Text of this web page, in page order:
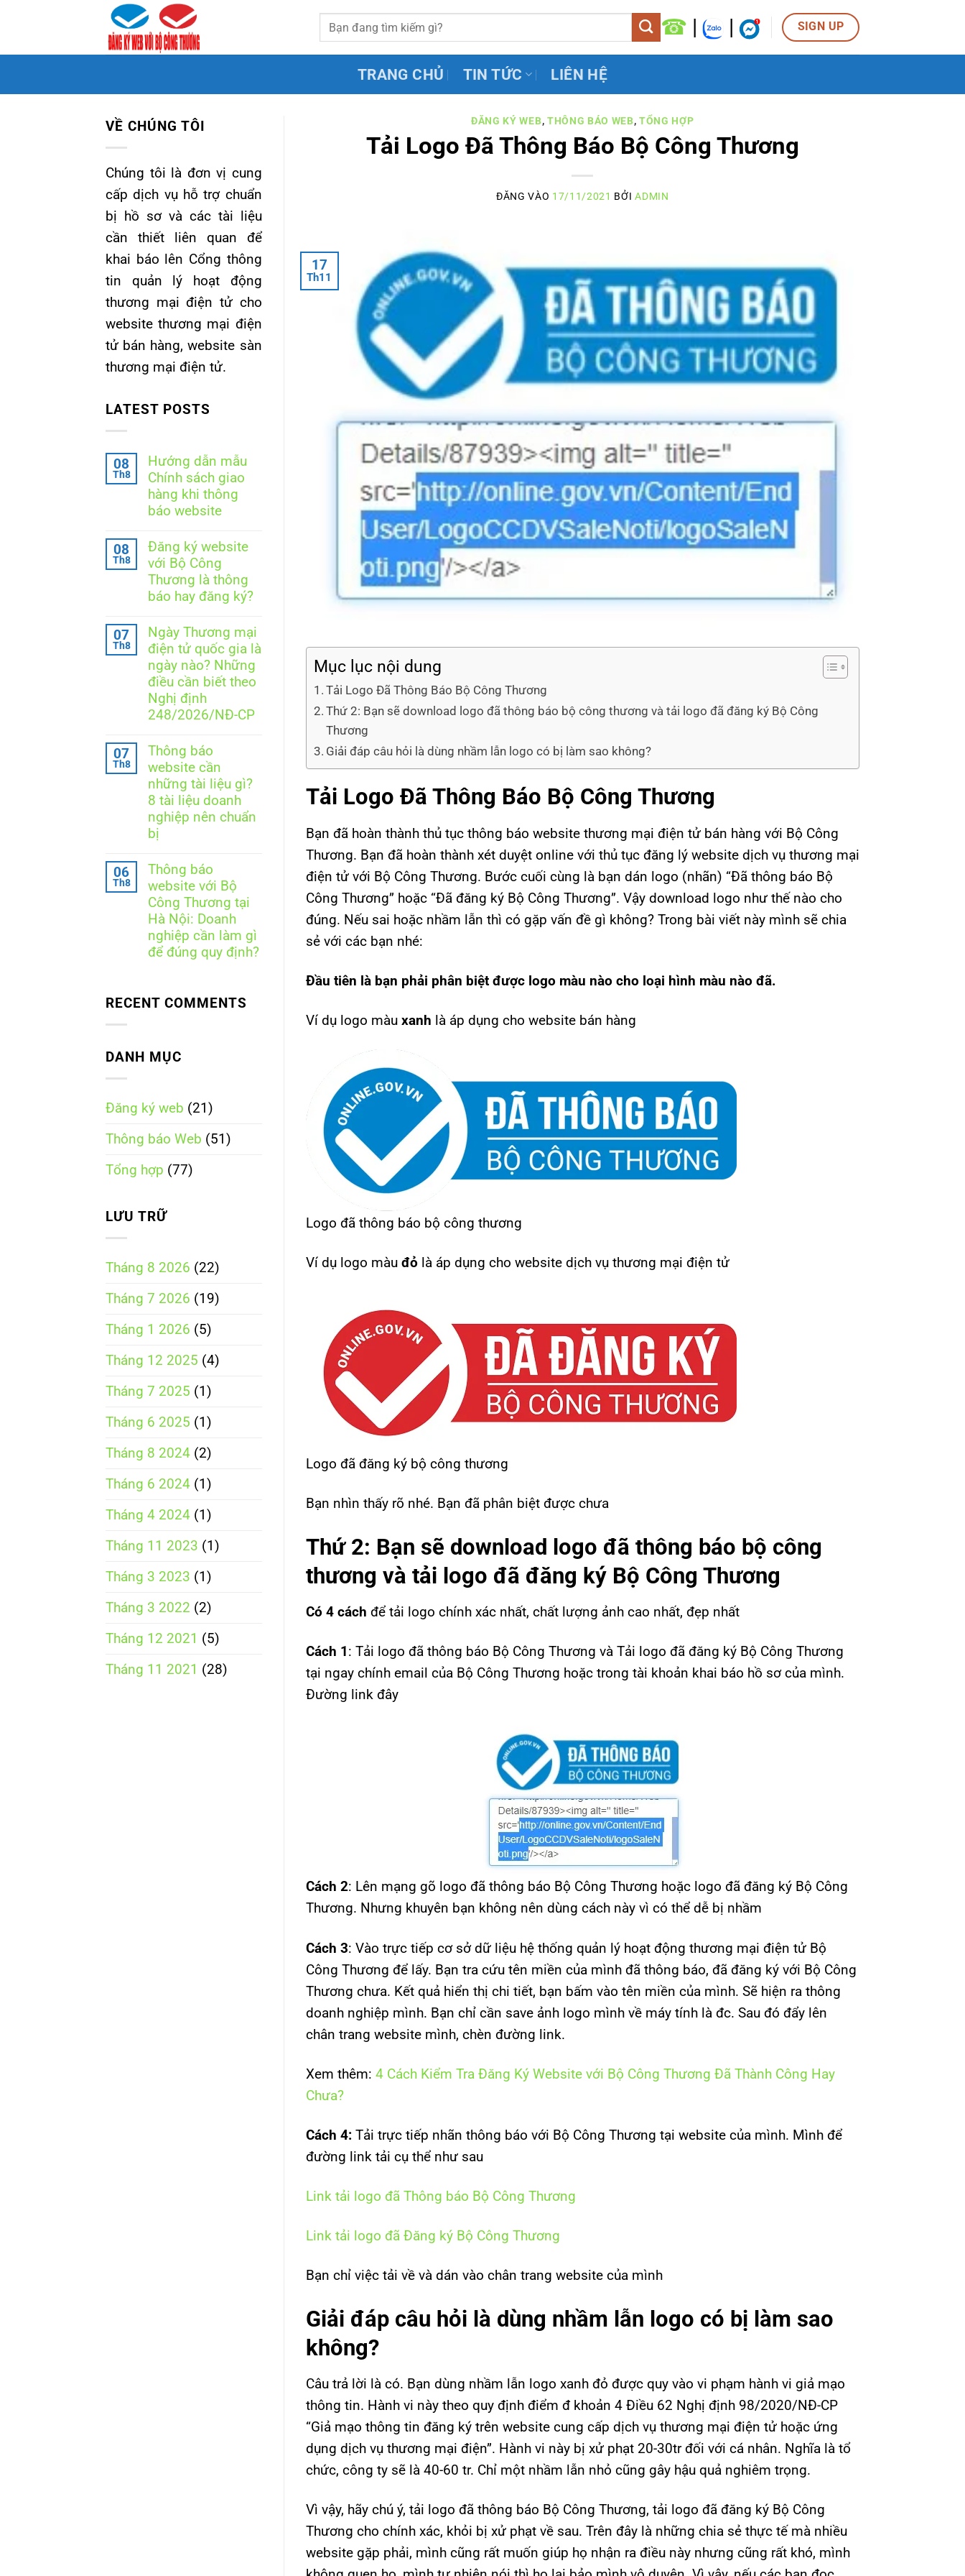
nội
☎ | | SIGN UP
TRANG CHỦ TIN TỨC LIÊN HỆ
VỀ CHÚNG TÔI
Chúng tôi là đơn vị cung
cấp dịch vụ hỗ trợ chuẩn
bị hồ sơ và các tài liệu
cần thiết liên quan để
khai báo lên Cổng thông
tin quản lý hoạt động
thương mại điện tử cho
website thương mại điện
tử bán hàng, website sàn
thương mại điện tử.
LATEST POSTS
08
Th8
Hướng dẫn mẫu
Chính sách giao
hàng khi thông
báo website
có
bình
luận
ở
Hướng
dẫn
sách
giao
hàng
khi
thông
báo
website
08
Th8
Đăng ký website
với Bộ Công
Thương là thông
báo hay đăng ký?
có
bình
luận
Đăng
ký
website
với
Bộ
thông
báo
hay
đăng
ký?
07
Th8
Ngày Thương mại
điện tử quốc gia là
ngày nào? Những
điều cần biết theo
Nghị định
248/2026/NĐ-CP
có
bình
luận
Ngày
Thương
mại
điện
tử
ngày
nào?
Những
điều
cần
biết
theo
CP
07
Th8
Thông báo
website cần
những tài liệu gì?
8 tài liệu doanh
nghiệp nên chuẩn
bị
có
bình
luận
ở
Thông
báo
website
cần
những
8
tài
nên
06
Th8
Thông báo
website với Bộ
Công Thương tại
Hà Nội: Doanh
nghiệp cần làm gì
để đúng quy định?
luận
website
với
tại
Hà
Nội:
Doanh
cần
làm
đúng
quy
RECENT COMMENTS
DANH MỤC
Đăng ký web (21)
Thông báo Web (51)
Tổng hợp (77)
LƯU TRỮ
Tháng 8 2026 (22)
Tháng 7 2026 (19)
Tháng 1 2026 (5)
Tháng 12 2025 (4)
Tháng 7 2025 (1)
Tháng 6 2025 (1)
Tháng 8 2024 (2)
Tháng 6 2024 (1)
Tháng 4 2024 (1)
Tháng 11 2023 (1)
Tháng 3 2023 (1)
Tháng 3 2022 (2)
Tháng 12 2021 (5)
Tháng 11 2021 (28)
ĐĂNG KÝ WEB, THÔNG BÁO WEB,TỔNG HỢP
Tải Logo Đã Thông Báo Bộ Công Thương
ĐĂNG VÀO 17/11/2021 BỞIADMIN
17
Th11
Mục lục nội dung
Tải Logo Đã Thông Báo Bộ Công Thương
Thứ 2: Bạn sẽ download logo đã thông báo bộ công thương và tải logo đã đăng ký Bộ Công
Thương
Giải đáp câu hỏi là dùng nhầm lẫn logo có bị làm sao không?
Tải Logo Đã Thông Báo Bộ Công Thương
Bạn đã hoàn thành thủ tục thông báo website thương mại điện tử bán hàng với Bộ Công
Thương. Bạn đã hoàn thành xét duyệt online với thủ tục đăng lý website dịch vụ thương mại
điện tử với Bộ Công Thương. Bước cuối cùng là bạn dán logo (nhãn) “Đã thông báo Bộ
Công Thương” hoặc “Đã đăng ký Bộ Công Thương”. Vậy download logo như thế nào cho
đúng. Nếu sai hoặc nhầm lẫn thì có gặp vấn đề gì không? Trong bài viết này mình sẽ chia
sẻ với các bạn nhé:
Đầu tiên là bạn phải phân biệt được logo màu nào cho loại hình màu nào đã.
Ví dụ logo màu xanh là áp dụng cho website bán hàng
Logo đã thông báo bộ công thương
Ví dụ logo màu đỏ là áp dụng cho website dịch vụ thương mại điện tử
Logo đã đăng ký bộ công thương
Bạn nhìn thấy rõ nhé. Bạn đã phân biệt được chưa
Thứ 2: Bạn sẽ download logo đã thông báo bộ công
thương và tải logo đã đăng ký Bộ Công Thương
Có 4 cách để tải logo chính xác nhất, chất lượng ảnh cao nhất, đẹp nhất
Cách 1: Tải logo đã thông báo Bộ Công Thương và Tải logo đã đăng ký Bộ Công Thương
tại ngay chính email của Bộ Công Thương hoặc trong tài khoản khai báo hồ sơ của mình.
Đường link đây
Cách 2: Lên mạng gõ logo đã thông báo Bộ Công Thương hoặc logo đã đăng ký Bộ Công
Thương. Nhưng khuyên bạn không nên dùng cách này vì có thể dễ bị nhầm
Cách 3: Vào trực tiếp cơ sở dữ liệu hệ thống quản lý hoạt động thương mại điện tử Bộ
Công Thương để lấy. Bạn tra cứu tên miền của mình đã thông báo, đã đăng ký với Bộ Công
Thương chưa. Kết quả hiển thị chi tiết, bạn bấm vào tên miền của mình. Sẽ hiện ra thông
doanh nghiệp mình. Bạn chỉ cần save ảnh logo mình về máy tính là đc. Sau đó đẩy lên
chân trang website mình, chèn đường link.
Xem thêm: 4 Cách Kiểm Tra Đăng Ký Website với Bộ Công Thương Đã Thành Công Hay
Chưa?
Cách 4:Tải trực tiếp nhãn thông báo với Bộ Công Thương tại website của mình. Mình để
đường link tải cụ thể như sau
Link tải logo đã Thông báo Bộ Công Thương
Link tải logo đã Đăng ký Bộ Công Thương
Bạn chỉ việc tải về và dán vào chân trang website của mình
Giải đáp câu hỏi là dùng nhầm lẫn logo có bị làm sao
không?
Câu trả lời là có. Bạn dùng nhầm lẫn logo xanh đỏ được quy vào vi phạm hành vi giả mạo
thông tin. Hành vi này theo quy định điểm đ khoản 4 Điều 62 Nghị định 98/2020/NĐ-CP
“Giả mạo thông tin đăng ký trên website cung cấp dịch vụ thương mại điện tử hoặc ứng
dụng dịch vụ thương mại điện”. Hành vi này bị xử phạt 20-30tr đối với cá nhân. Nghĩa là tổ
chức, công ty sẽ là 40-60 tr. Chỉ một nhầm lẫn nhỏ cũng gây hậu quả nghiêm trọng.
Vì vậy, hãy chú ý, tải logo đã thông báo Bộ Công Thương, tải logo đã đăng ký Bộ Công
Thương cho chính xác, khỏi bị xử phạt về sau. Trên đây là những chia sẻ thực tế mà nhiều
website gặp phải, mình cũng rất muốn giúp họ nhận ra điều này nhưng cũng rất khó, mình